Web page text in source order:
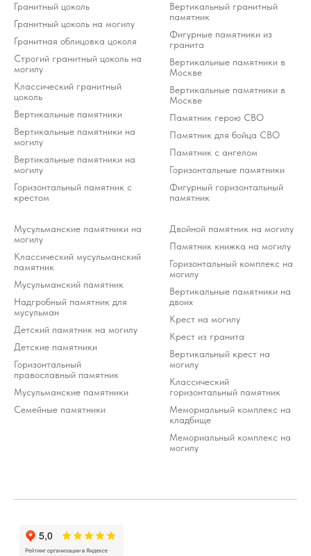
Гранитный цоколь
Гранитный цоколь на могилу
Гранитная облицовка цоколя
Строгий гранитный цоколь на
могилу
Классический гранитный
цоколь
Вертикальные памятники
Вертикальные памятники на
могилу
Вертикальные памятники на
могилу
Горизонтальный памятник с
крестом
Вертикальный гранитный
памятник
Фигурные памятники из
гранита
Вертикальные памятники в
Москве
Вертикальные памятники в
Москве
Памятник герою СВО
Памятник для бойца СВО
Памятник с ангелом
Горизонтальные памятники
Фигурный горизонтальный
памятник
Мусульманские памятники на
могилу
Классический мусульманский
памятник
Мусульманский памятник
Надгробный памятник для
мусульман
Детский памятник на могилу
Детские памятники
Горизонтальный
православный памятник
Мусульманские памятники
Семейные памятники
Двойной памятник на могилу
Памятник книжка на могилу
Горизонтальный комплекс на
могилу
Вертикальные памятники на
двоих
Крест на могилу
Крест из гранита
Вертикальный крест на
могилу
Классический
горизонтальный памятник
Мемориальный комплекс на
кладбище
Мемориальный комплекс на
могилу
Политика конфиденциальности
Разработка ivanenkomarketing.ru
© 2012-2026 ООО «Гранит-Монумент»
может варьироваться 10-20% от стоимости изделия
экстремистской организацией и запрещена на территории РФ (решение
Тверского районного суда г. Москвы от 21.03.2022 г.). Оператор осуждает
деятельность Meta, но использует WhatsApp исключительно по выбору
клиента.